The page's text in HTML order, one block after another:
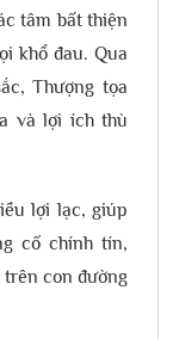
tâm bất thiện
khổ đau. Qua
Thượng tọa
và lợi ích thù
lợi lạc, giúp
cố chính tín,
con đường